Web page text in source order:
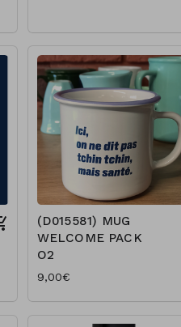
(D015581) MUG
WELCOME PACK
O2
9,00€